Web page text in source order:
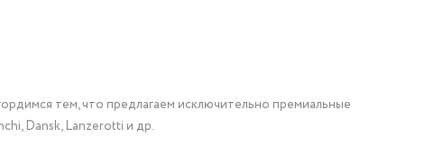
тем, что предлагаем исключительно премиальные
Dansk, Lanzerotti и др.